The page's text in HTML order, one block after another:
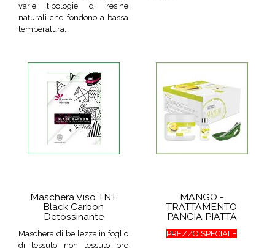
varie tipologie di resine
naturali che fondono a bassa
temperatura.
Maschera Viso TNT
Black Carbon
Detossinante
Maschera di bellezza in foglio
di tessuto non tessuto pre
MANGO -
TRATTAMENTO
PANCIA PIATTA
PREZZO SPECIALE